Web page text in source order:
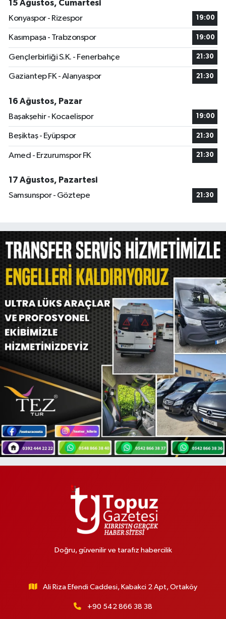
15 Ağustos, Cumartesi
Konyaspor - Rizespor
19:00
Kasımpaşa - Trabzonspor 19:00
Gençlerbirliği S.K. - Fenerbahçe 21:30
Gaziantep FK - Alanyaspor 21:30
16 Ağustos, Pazar
Başakşehir - Kocaelispor
19:00
Beşiktaş - Eyüpspor 21:30
Amed - Erzurumspor FK 21:30
17 Ağustos, Pazartesi
Samsunspor - Göztepe
21:30
Doğru, güvenilir ve tarafız habercilik
Ali Riza Efendi Caddesi, Kabakci 2 Apt, Ortaköy
+90 542 866 38 38